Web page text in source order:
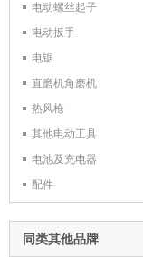
电动螺丝起子
电动扳手
电锯
直磨机角磨机
热风枪
其他电动工具
电池及充电器
配件
同类其他品牌